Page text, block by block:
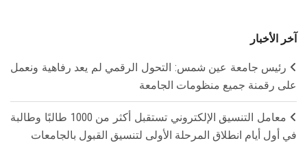
آخر الأخبار
رئيس جامعة عين شمس: التحول الرقمي لم يعد رفاهية ونعمل
على رقمنة جميع منظومات الجامعة
معامل التنسيق الإلكتروني تستقبل أكثر من 1000 طالبًا وطالبة
في أول أيام انطلاق المرحلة الأولى لتنسيق القبول بالجامعات